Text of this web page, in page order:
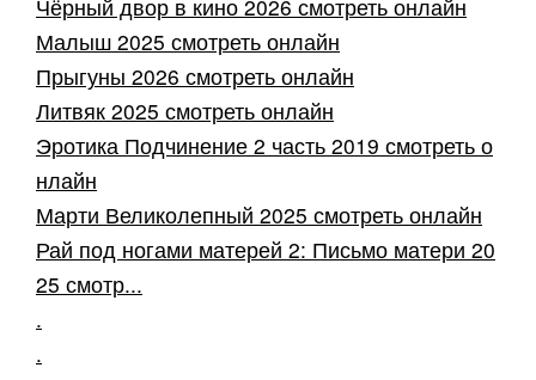
Чёрный двор в кино 2026 смотреть онлайн
Малыш 2025 смотреть онлайн
Прыгуны 2026 смотреть онлайн
Литвяк 2025 смотреть онлайн
Эротика Подчинение 2 часть 2019 смотреть о
нлайн
Марти Великолепный 2025 смотреть онлайн
Рай под ногами матерей 2: Письмо матери 20
25 смотр...
.
.